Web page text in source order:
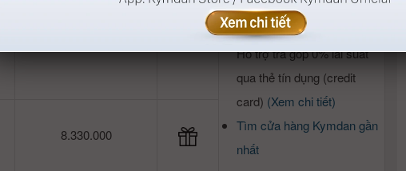
App Kymdan Store
Tổng đài1800 9053
Hỗ trợ trả góp 0% lãi suất
qua thẻ tín dụng (credit
card) (Xem chi tiết)
Tìm cửa hàng Kymdan gần
nhất
8.330.000